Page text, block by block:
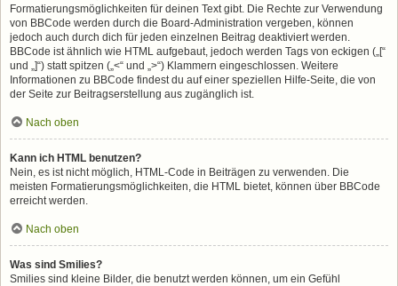
Formatierungsmöglichkeiten für deinen Text gibt. Die Rechte zur Verwendung
von BBCode werden durch die Board-Administration vergeben, können
jedoch auch durch dich für jeden einzelnen Beitrag deaktiviert werden.
BBCode ist ähnlich wie HTML aufgebaut, jedoch werden Tags von eckigen („[“
und „]“) statt spitzen („<“ und „>“) Klammern eingeschlossen. Weitere
Informationen zu BBCode findest du auf einer speziellen Hilfe-Seite, die von
der Seite zur Beitragserstellung aus zugänglich ist.
Nach oben
Kann ich HTML benutzen?
Nein, es ist nicht möglich, HTML-Code in Beiträgen zu verwenden. Die
meisten Formatierungsmöglichkeiten, die HTML bietet, können über BBCode
erreicht werden.
Nach oben
Was sind Smilies?
Smilies sind kleine Bilder, die benutzt werden können, um ein Gefühl